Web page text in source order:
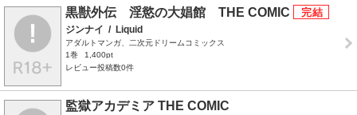
黒獣外伝 淫慾の大娼館 THE COMIC
ジンナイ / Liquid
アダルトマンガ、二次元ドリームコミックス
1巻
1,400pt
レビュー投稿数0件
監獄アカデミア THE COMIC